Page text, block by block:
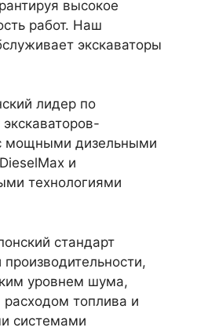
высокое
работ. Наш
экскаваторы
лидер по
мощными дизельными
и
технологиями
стандарт
уровнем шума,
топлива и
системами